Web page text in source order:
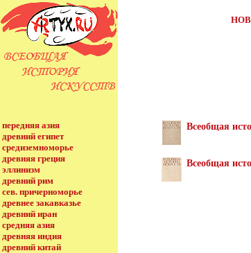
передняя азия
древний египет
средиземноморье
древняя греция
эллинизм
древний рим
сев. причерноморье
древнее закавказье
древний иран
средняя азия
древняя индия
древний китай
Всеобщая
Всеобщая